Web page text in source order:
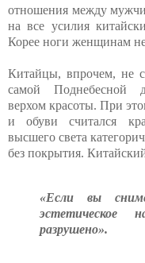
отношения между
на все усилия
Корее ноги женщинам
Китайцы, впрочем, не
самой Поднебесной
верхом красоты. При
и обуви считался
высшего света
без покрытия.
«Если вы
эстетическое
разрушено».